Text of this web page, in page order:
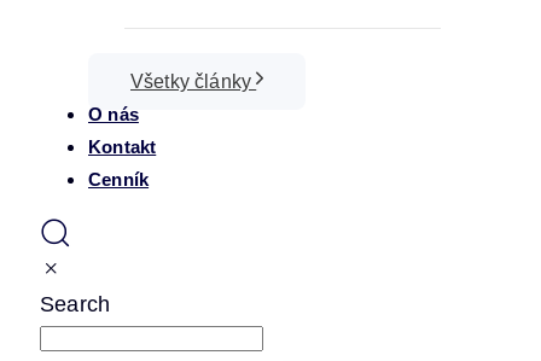
Všetky články
O nás
Kontakt
Cenník
Search